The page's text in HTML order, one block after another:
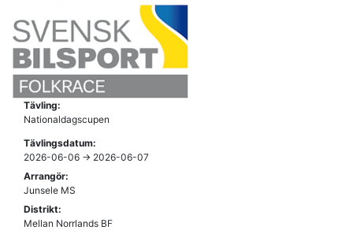
Tävling:
Nationaldagscupen
Tävlingsdatum:
2026-06-06 -> 2026-06-07
Arrangör:
Junsele MS
Distrikt:
Mellan Norrlands BF